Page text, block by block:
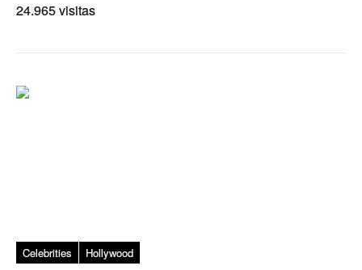
24.965 visitas
Celebrities Hollywood